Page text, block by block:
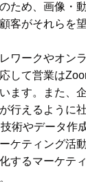
ため、画像・
客がそれらを
ワークやオン
して営業は
ます。また、
行えるように
術やデータ作
ケティング活
するマーケテ